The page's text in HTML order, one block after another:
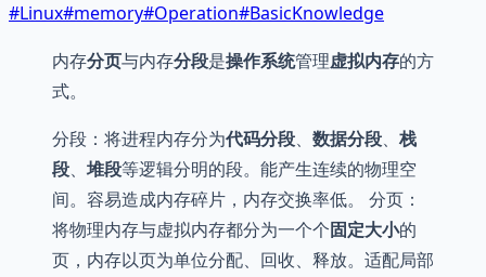
#Linux#memory#Operation#BasicKnowledge
内存分页与内存分段是操作系统管理虚拟内存的方
式。
分段：将进程内存分为代码分段、 数据分段、 栈
段、 堆段等逻辑分明的段。能产生连续的物理空
间。容易造成内存碎片，内存交换率低。 分页：
将物理内存与虚拟内存都分为一个个固定大小的
页，内存以页为单位分配、回收、释放。适配局部